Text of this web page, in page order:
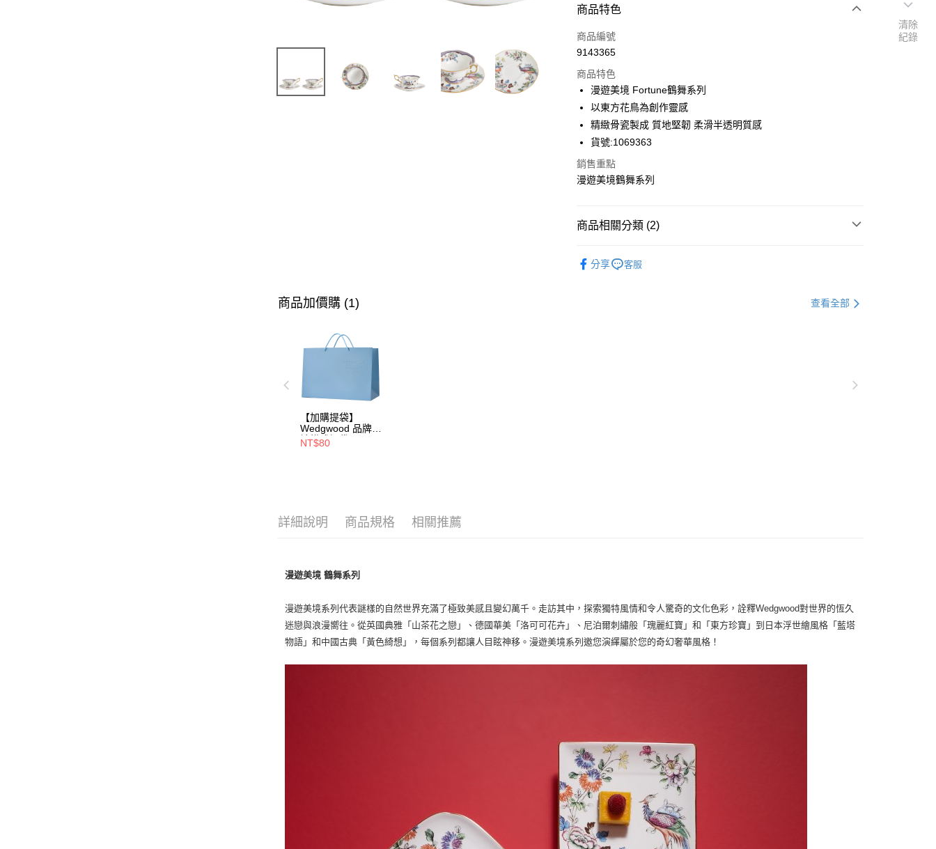
付款方式
信用卡一次付款
3 期 0 利率 每期 NT$2,333
合作金庫商業銀行
華南商業銀行
彰化商業銀行
國泰世華商業銀行
臺灣中小企業銀行
匯豐（台灣）商業銀行
玉山商業銀行
LINE Pay
街口支付
Google Pay
運送方式
黑貓宅急便
商品特色
商品編號
9143365
商品特色
漫遊美境 Fortune鶴舞系列
以東方花鳥為創作靈感
精緻骨瓷製成 質地堅韌 柔滑半透明質感
貨號:1069363
銷售重點
漫遊美境鶴舞系列
商品相關分類 (2)
分享 客服
商品加價購 (1) 查看全部
【加購提袋】
Wedgwood 品牌標
誌橫式提袋(長43x
寬22x側30cm)
NT$80
詳細說明 商品規格 相關推薦
漫遊美境 鶴舞系列
漫遊美境系列代表謎樣的自然世界充滿了極致美感且變幻萬千。走訪其中，探索獨特風情和令人驚奇的文化色彩，詮釋Wedgwood對世界的恆久
迷戀與浪漫嚮往。從英國典雅「山茶花之戀」、德國華美「洛可可花卉」、尼泊爾刺繡般「瑰麗紅寶」和「東方珍寶」到日本浮世繪風格「藍塔
物語」和中國古典「黃色綺想」，每個系列都讓人目眩神移。漫遊美境系列邀您演繹屬於您的奇幻奢華風格！
清除
紀錄